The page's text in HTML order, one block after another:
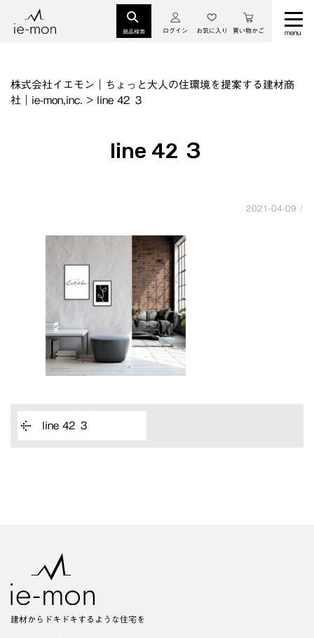
商品検索 ログイン お気に入り 買い物かご
株式会社イエモン｜ちょっと大人の住環境を提案する建材商
社｜ie-mon,inc. > line 42 ３
line 42 ３
2021-04-09 /
line 42 ３
建材からドキドキするような住宅を